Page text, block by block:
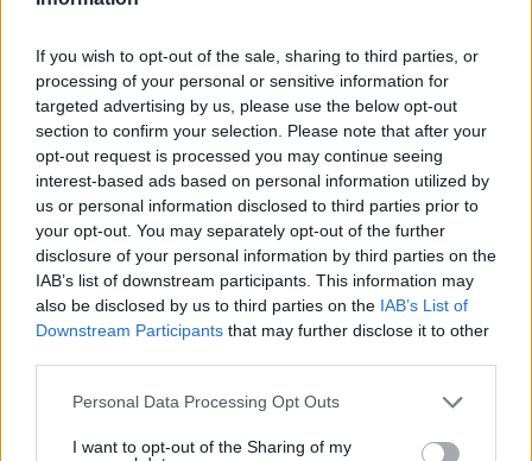
If you wish to opt-out of the sale, sharing to third parties, or
processing of your personal or sensitive information for
targeted advertising by us, please use the below opt-out
section to confirm your selection. Please note that after your
opt-out request is processed you may continue seeing
interest-based ads based on personal information utilized by
us or personal information disclosed to third parties prior to
your opt-out. You may separately opt-out of the further
disclosure of your personal information by third parties on the
IAB’s list of downstream participants. This information may
also be disclosed by us to third parties on the IAB’s List of
Downstream Participants that may further disclose it to other
Please note that this website/app uses one or more Google
not limited to your visit or usage behaviour. You may click to
Personal Data Processing Opt Outs
I want to opt-out of the Sharing of my